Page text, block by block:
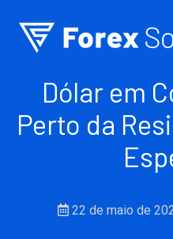
Dólar em
Perto da
22 de maio de